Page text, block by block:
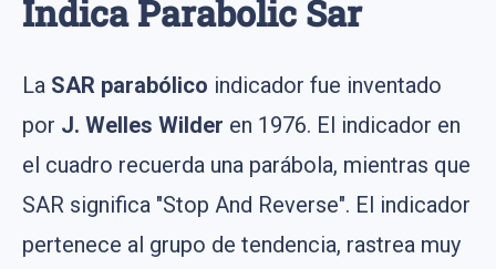
Indica Parabolic Sar
La SAR parabólico indicador fue inventado
por J. Welles Wilder en 1976. El indicador en
el cuadro recuerda una parábola, mientras que
SAR significa "Stop And Reverse". El indicador
pertenece al grupo de tendencia, rastrea muy